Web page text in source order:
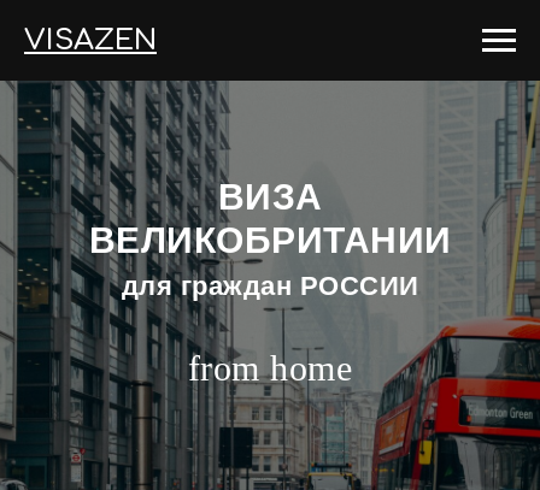
VISAZEN
ВИЗА
ВЕЛИКОБРИТАНИИ
для граждан РОССИИ
from home